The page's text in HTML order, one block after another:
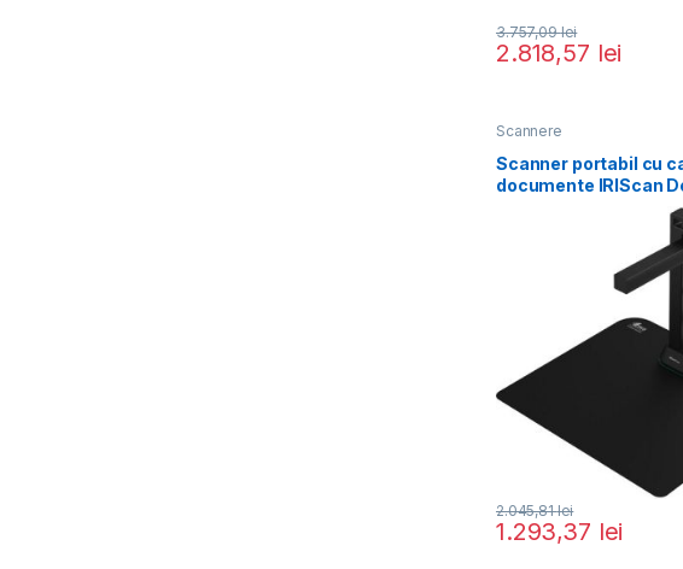
2.818,57 lei
3.757,09lei
Scannere
Scanner portabil cu
documente IRIScan
1.293,37 lei
2.045,81lei